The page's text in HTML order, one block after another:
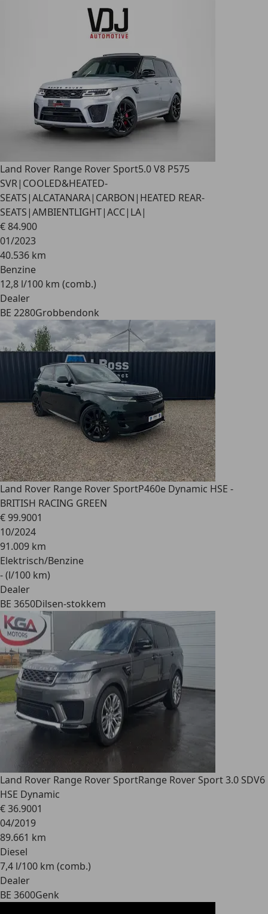
Land Rover Range Rover Sport5.0 V8 P575
SVR|COOLED&HEATED-
SEATS|ALCATANARA|CARBON|HEATED REAR-
SEATS|AMBIENTLIGHT|ACC|LA|
€ 84.900
01/2023
40.536 km
Benzine
12,8 l/100 km (comb.)
Dealer
BE 2280Grobbendonk
Land Rover Range Rover SportP460e Dynamic HSE -
BRITISH RACING GREEN
€ 99.9001
10/2024
91.009 km
Elektrisch/Benzine
- (l/100 km)
Dealer
BE 3650Dilsen-stokkem
Land Rover Range Rover SportRange Rover Sport 3.0 SDV6
HSE Dynamic
€ 36.9001
04/2019
89.661 km
Diesel
7,4 l/100 km (comb.)
Dealer
BE 3600Genk